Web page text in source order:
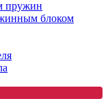
пружин
блоком